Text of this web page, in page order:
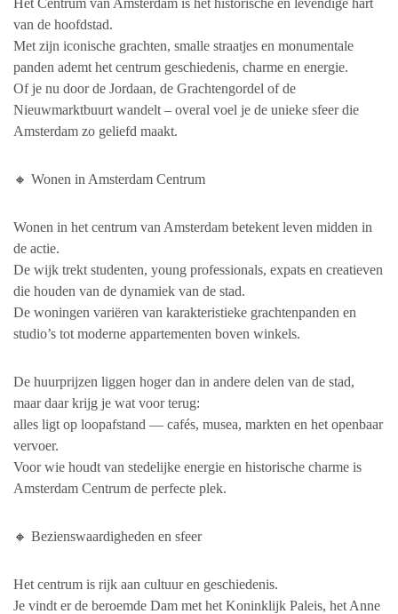
van de hoofdstad.
Met zijn iconische grachten, smalle straatjes en monumentale
panden ademt het centrum geschiedenis, charme en energie.
Of je nu door de Jordaan, de Grachtengordel of de
Nieuwmarktbuurt wandelt – overal voel je de unieke sfeer die
Amsterdam zo geliefd maakt.
🔸 Wonen in Amsterdam Centrum
Wonen in het centrum van Amsterdam betekent leven midden in
de actie.
De wijk trekt studenten, young professionals, expats en creatieven
die houden van de dynamiek van de stad.
De woningen variëren van karakteristieke grachtenpanden en
studio’s tot moderne appartementen boven winkels.
De huurprijzen liggen hoger dan in andere delen van de stad,
maar daar krijg je wat voor terug:
alles ligt op loopafstand — cafés, musea, markten en het openbaar
vervoer.
Voor wie houdt van stedelijke energie en historische charme is
Amsterdam Centrum de perfecte plek.
🔸 Bezienswaardigheden en sfeer
Het centrum is rijk aan cultuur en geschiedenis.
Je vindt er de beroemde Dam met het Koninklijk Paleis, het Anne